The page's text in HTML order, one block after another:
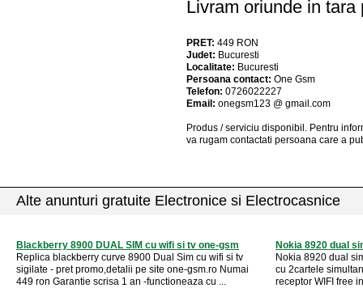
Livram oriunde in
PRET: 449 RON
Judet: Bucuresti
Localitate: Bucuresti
Persoana contact: One Gsm
Telefon: 0726022227
Email: onegsm123 @ gmail.com
Produs / serviciu disponibil . Pentru
va rugam contactati persoana care a
Alte anunturi gratuite Electronice si Electrocasnice
Blackberry 8900 DUAL SIM cu wifi si tv one-gsm
Replica blackberry curve 8900 Dual Sim cu wifi si tv
sigilate - pret promo,detalii pe site one-gsm.ro Numai
449 ron Garantie scrisa 1 an -functioneaza cu ...
Nokia 8920 dual
Nokia 8920 dual
cu 2cartele
receptor WIFI free